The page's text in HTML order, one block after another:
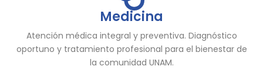
Medicina
Atención médica integral y preventiva. Diagnóstico
oportuno y tratamiento profesional para el bienestar de
la comunidad UNAM.